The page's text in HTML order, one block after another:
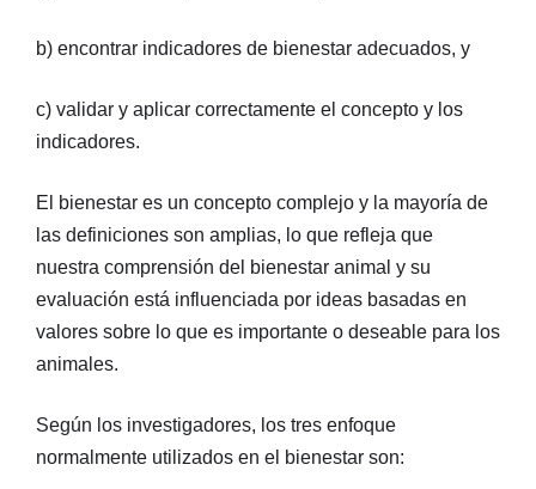
b) encontrar indicadores de bienestar adecuados, y
c) validar y aplicar correctamente el concepto y los
indicadores.
El bienestar es un concepto complejo y la mayoría de
las definiciones son amplias, lo que refleja que
nuestra comprensión del bienestar animal y su
evaluación está influenciada por ideas basadas en
valores sobre lo que es importante o deseable para los
animales.
Según los investigadores, los tres enfoque
normalmente utilizados en el bienestar son: